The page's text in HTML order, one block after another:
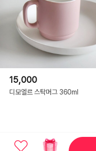
15,000
디모엘르 스탁머그 360ml